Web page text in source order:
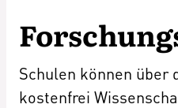
Schulen können über
kostenfrei